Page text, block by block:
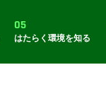
05
はたらく環境を知る